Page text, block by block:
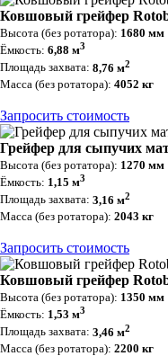
Ковшовый грейфер
Высота (без ротатора): 1680 мм
Ёмкость: 6,88 м3
Площадь захвата: 8,76 м2
Масса (без ротатора): 4052 кг
Запросить стоимость
Грейфер для сыпучих
Высота (без ротатора): 1270 мм
Ёмкость: 1,15 м3
Площадь захвата: 3,16 м2
Масса (без ротатора): 2043 кг
Запросить стоимость
Ковшовый грейфер
Высота (без ротатора): 1350 мм
Ёмкость: 1,53 м3
Площадь захвата: 3,46 м2
Масса (без ротатора): 2200 кг